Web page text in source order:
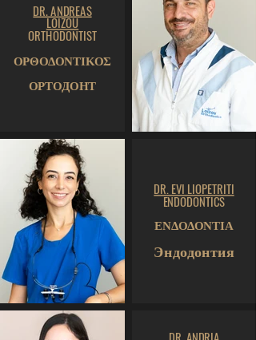
DR. ANDREAS
LOIZOU
ORTHODONTIST
ΟΡΘΟΔΟΝΤΙΚΟΣ
ОРТОДОНТ
DR. EVI LIOPETRITI
ENDODONTICS
ΕΝΔΟΔΟΝΤΙΑ
Эндодонтия